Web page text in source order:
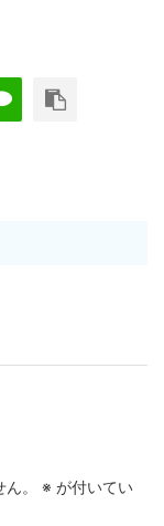
。 ※ が付いてい